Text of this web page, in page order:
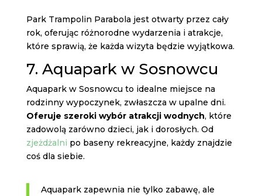
Park Trampolin Parabola jest otwarty przez cały
rok, oferując różnorodne wydarzenia i atrakcje,
które sprawią, że każda wizyta będzie wyjątkowa.
7. Aquapark w Sosnowcu
Aquapark w Sosnowcu to idealne miejsce na
rodzinny wypoczynek, zwłaszcza w upalne dni.
Oferuje szeroki wybór atrakcji wodnych, które
zadowolą zarówno dzieci, jak i dorosłych. Od
zjeżdżalni po baseny rekreacyjne, każdy znajdzie
coś dla siebie.
Aquapark zapewnia nie tylko zabawę, ale